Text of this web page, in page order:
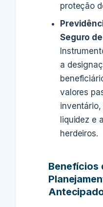
proteção
Seguro
a
valores
liquidez e
herdeiros.
Benefícios